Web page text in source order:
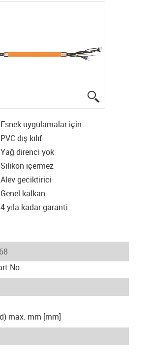
Esnek uygulamalar için
PVC dış kılıf
Yağ direnci yok
Silikon içermez
Alev geciktirici
Genel kalkan
4 yıla kadar garanti
No
max. mm [mm]